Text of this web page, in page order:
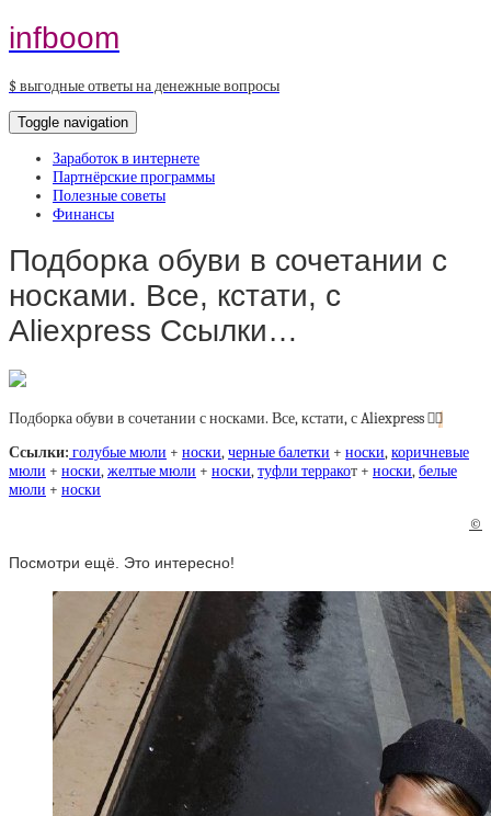
infboom
$ выгодные ответы на денежные вопросы
Toggle navigation
Заработок в интернете
Партнёрские программы
Полезные советы
Финансы
Подборка обуви в сочетании с
носками. Все, кстати, с
Aliexpress Ссылки…
Подборка обуви в сочетании с носками. Все, кстати, с Aliexpress👇🏻
Ссылки: голубые мюли + носки,черные балетки + носки,коричневые
мюли + носки,желтые мюли + носки,туфли терракот + носки,белые
мюли + носки
©
Посмотри ещё. Это интересно!